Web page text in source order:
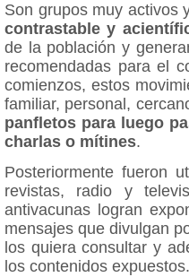
Son grupos muy activos
contrastable y
de la población y
recomendadas para el
comienzos, estos
familiar, personal,
panfletos para luego
charlas o mítines.
Posteriormente fueron
revistas, radio y
antivacunas logran
mensajes que divulgan
los quiera consultar y
los contenidos expuestos.